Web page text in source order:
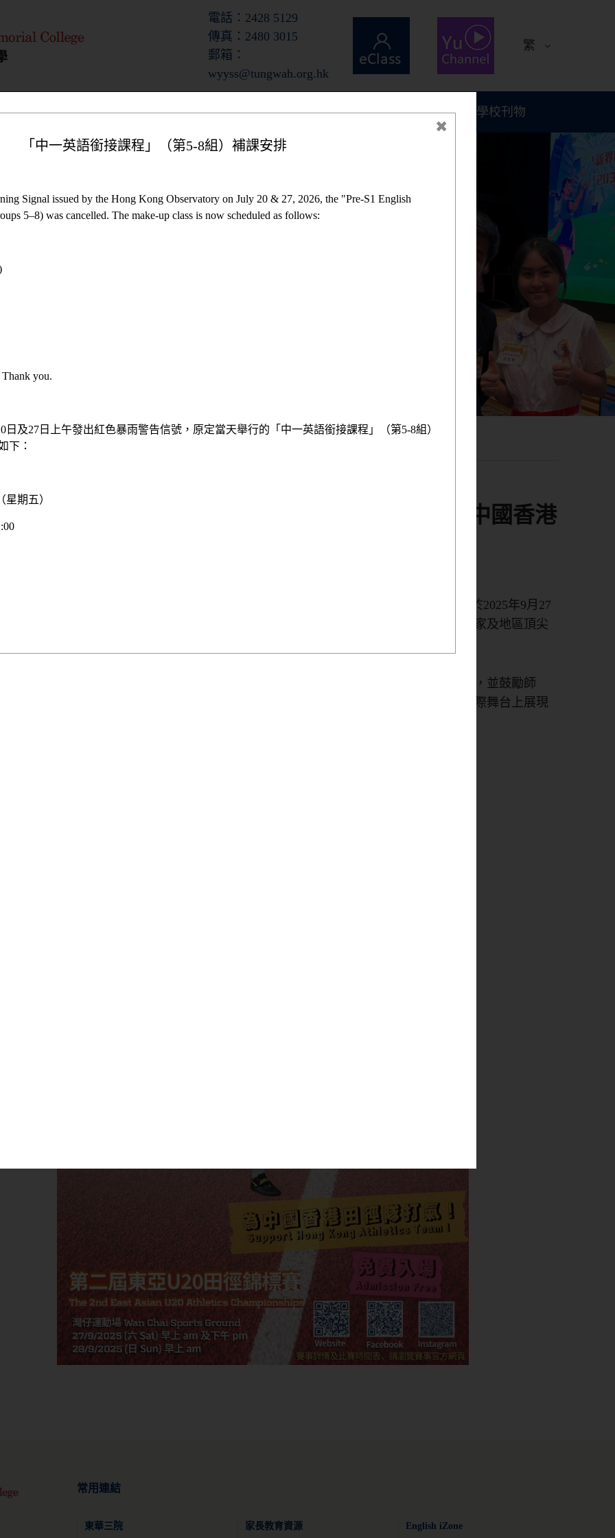
電話：2428 5129
傳真：2480 3015
郵箱：
wyyss@tungwah.org.hk
繁
收生資料 校園生活 計劃與報告 學校刊物
> 最新消息
學生盧咏琳同學入選第二屆東亞U20田徑錦標賽中國香港
生盧咏琳同學憑藉出色表現，成功入選第二屆東亞U20田徑錦標賽中國香港代表隊，將於2025年9月27
日出戰女子鐵餅項目，以東道主身份於灣仔運動場角逐殊榮。此次賽事匯聚東亞七個國家及地區頂尖
心祝賀盧同學獲此殊榮，並感謝中國香港田徑總會的肯定。我們將全力支持盧同學賽事，並鼓勵師
長及校友親臨現場或透過不同方式為她打氣，共同見證她的優秀表現。期待盧咏琳在國際舞台上展現
常用連結
東華三院 家長教育資源 English iZone
「中一英語銜接課程」（第5-8組）補課安排
Signal issued by the Hong Kong Observatory on July 20 & 27, 2026, the "Pre-S1 English
5–8) was cancelled. The make-up class is now scheduled as follows:
Thank you.
日及27日上午發出紅色暴雨警告信號，原定當天舉行的「中一英語銜接課程」（第5-8組）
下：
星期五）